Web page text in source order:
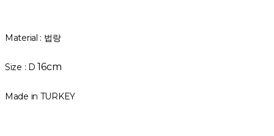
Material : 법랑
Size : D16cm
Made in TURKEY